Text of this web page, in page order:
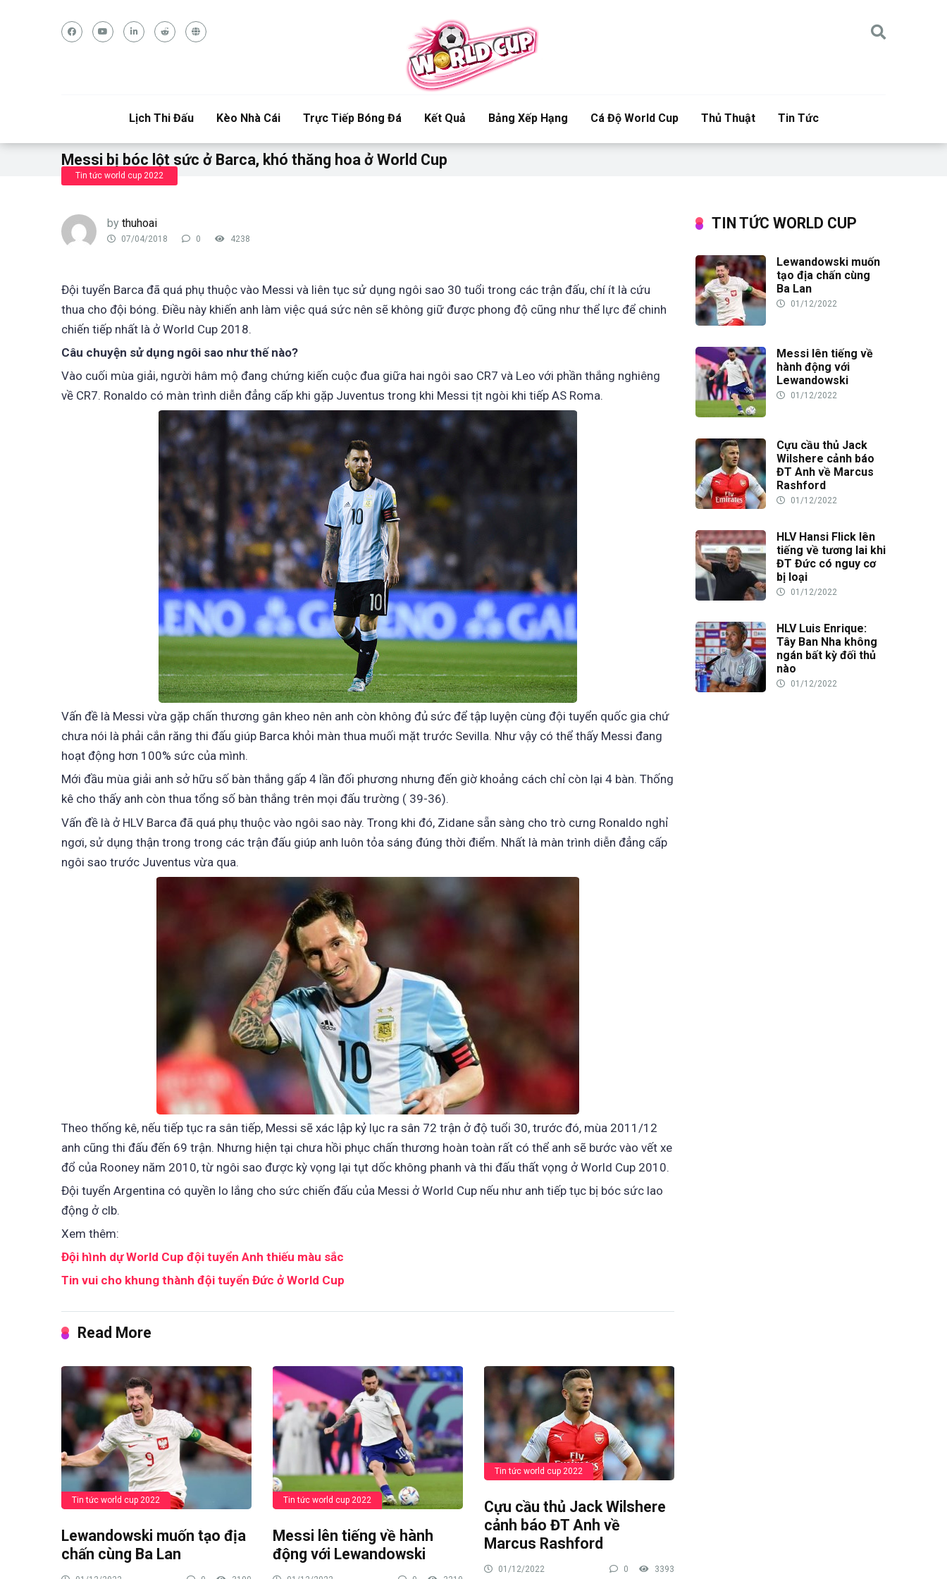
Lịch Thi Đấu Kèo Nhà Cái Trực Tiếp Bóng Đá Kết Quả Bảng Xếp Hạng Cá Độ World Cup Thủ Thuật Tin Tức
Messi bị bóc lột sức ở Barca, khó thăng hoa ở World Cup
Tin tức world cup 2022
by thuhoai
07/04/2018 0 4238
Đội tuyển Barca đã quá phụ thuộc vào Messi và liên tục sử dụng ngôi sao 30 tuổi trong các trận đấu, chí ít là cứu
thua cho đội bóng. Điều này khiến anh làm việc quá sức nên sẽ không giữ được phong độ cũng như thể lực để chinh
chiến tiếp nhất là ở World Cup 2018.
Câu chuyện sử dụng ngôi sao như thế nào?
Vào cuối mùa giải, người hâm mộ đang chứng kiến cuộc đua giữa hai ngôi sao CR7 và Leo với phần thắng nghiêng
về CR7. Ronaldo có màn trình diễn đẳng cấp khi gặp Juventus trong khi Messi tịt ngòi khi tiếp AS Roma.
Vấn đề là Messi vừa gặp chấn thương gân kheo nên anh còn không đủ sức để tập luyện cùng đội tuyển quốc gia chứ
chưa nói là phải cắn răng thi đấu giúp Barca khỏi màn thua muối mặt trước Sevilla. Như vậy có thể thấy Messi đang
hoạt động hơn 100% sức của mình.
Mới đầu mùa giải anh sở hữu số bàn thắng gấp 4 lần đối phương nhưng đến giờ khoảng cách chỉ còn lại 4 bàn. Thống
kê cho thấy anh còn thua tổng số bàn thắng trên mọi đấu trường ( 39-36).
Vấn đề là ở HLV Barca đã quá phụ thuộc vào ngôi sao này. Trong khi đó, Zidane sẵn sàng cho trò cưng Ronaldo nghỉ
ngơi, sử dụng thận trong trong các trận đấu giúp anh luôn tỏa sáng đúng thời điểm. Nhất là màn trình diễn đẳng cấp
ngôi sao trước Juventus vừa qua.
Theo thống kê, nếu tiếp tục ra sân tiếp, Messi sẽ xác lập kỷ lục ra sân 72 trận ở độ tuổi 30, trước đó, mùa 2011/12
anh cũng thi đấu đến 69 trận. Nhưng hiện tại chưa hồi phục chấn thương hoàn toàn rất có thể anh sẽ bước vào vết xe
đổ của Rooney năm 2010, từ ngôi sao được kỳ vọng lại tụt dốc không phanh và thi đấu thất vọng ở World Cup 2010.
Đội tuyển Argentina có quyền lo lắng cho sức chiến đấu của Messi ở World Cup nếu như anh tiếp tục bị bóc sức lao
động ở clb.
Xem thêm:
Đội hình dự World Cup đội tuyển Anh thiếu màu sắc
Tin vui cho khung thành đội tuyển Đức ở World Cup
Read More
Tin tức world cup 2022
Lewandowski muốn tạo địa
chấn cùng Ba Lan
Tin tức world cup 2022
Messi lên tiếng về hành
động với Lewandowski
Tin tức world cup 2022
Cựu cầu thủ Jack Wilshere
cảnh báo ĐT Anh về
Marcus Rashford
01/12/2022 0 3393
TIN TỨC WORLD CUP
Lewandowski muốn
tạo địa chấn cùng
Ba Lan
01/12/2022
Messi lên tiếng về
hành động với
Lewandowski
01/12/2022
Cựu cầu thủ Jack
Wilshere cảnh báo
ĐT Anh về Marcus
Rashford
01/12/2022
HLV Hansi Flick lên
tiếng về tương lai khi
ĐT Đức có nguy cơ
bị loại
01/12/2022
HLV Luis Enrique:
Tây Ban Nha không
ngán bất kỳ đối thủ
nào
01/12/2022